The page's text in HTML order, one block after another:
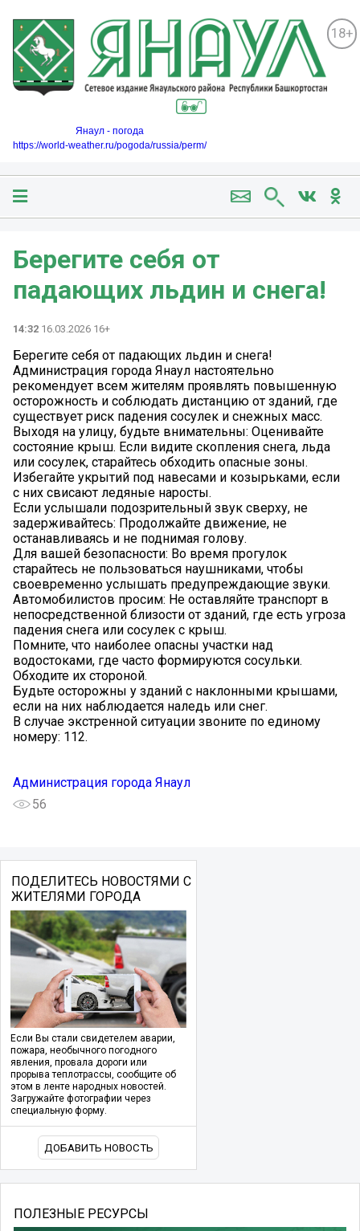
18+
Янаул - погода
https://world-weather.ru/pogoda/russia/perm/
Берегите себя от
падающих льдин и снега!
14:32 16.03.2026 16+
Берегите себя от падающих льдин и снега!
Администрация города Янаул настоятельно
рекомендует всем жителям проявлять повышенную
осторожность и соблюдать дистанцию от зданий, где
существует риск падения сосулек и снежных масс.
Выходя на улицу, будьте внимательны: Оценивайте
состояние крыш. Если видите скопления снега, льда
или сосулек, старайтесь обходить опасные зоны.
Избегайте укрытий под навесами и козырьками, если
с них свисают ледяные наросты.
Если услышали подозрительный звук сверху, не
задерживайтесь: Продолжайте движение, не
останавливаясь и не поднимая голову.
Для вашей безопасности: Во время прогулок
старайтесь не пользоваться наушниками, чтобы
своевременно услышать предупреждающие звуки.
Автомобилистов просим: Не оставляйте транспорт в
непосредственной близости от зданий, где есть угроза
падения снега или сосулек с крыш.
Помните, что наиболее опасны участки над
водостоками, где часто формируются сосульки.
Обходите их стороной.
Будьте осторожны у зданий с наклонными крышами,
если на них наблюдается наледь или снег.
В случае экстренной ситуации звоните по единому
номеру: 112.
Администрация города Янаул
56
ПОДЕЛИТЕСЬ НОВОСТЯМИ С
ЖИТЕЛЯМИ ГОРОДА
Если Вы стали свидетелем аварии,
пожара, необычного погодного
явления, провала дороги или
прорыва теплотрассы, сообщите об
этом в ленте народных новостей.
Загружайте фотографии через
специальную форму.
ДОБАВИТЬ НОВОСТЬ
ПОЛЕЗНЫЕ РЕСУРСЫ